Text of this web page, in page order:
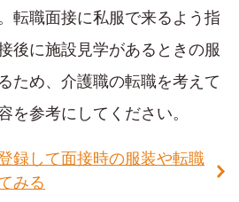
転職面接に私服で来るよう指
後に施設見学があるときの服
ため、介護職の転職を考えて
を参考にしてください。
録して面接時の服装や転職
みる